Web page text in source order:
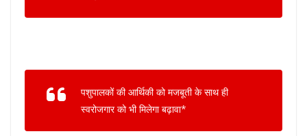
पशुपालकों की आर्थिकी को मजबूती के साथ ही
स्वरोजगार को भी मिलेगा बढ़ावा*